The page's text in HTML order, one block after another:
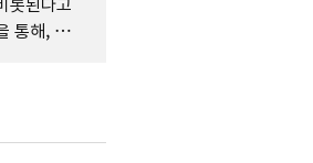
롯된다고
통해, 그